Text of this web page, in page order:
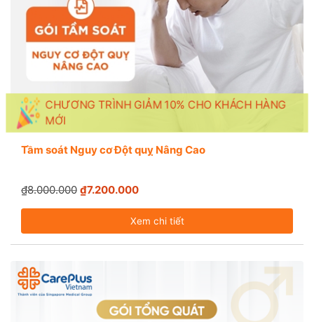
CHƯƠNG TRÌNH GIẢM 10% CHO KHÁCH HÀNG
MỚI
Tầm soát Nguy cơ Đột quỵ Nâng Cao
₫8.000.000 ₫7.200.000
Xem chi tiết